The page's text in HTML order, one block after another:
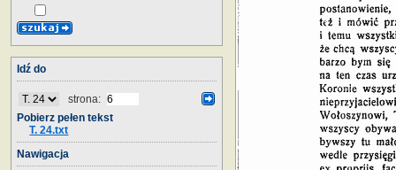
Idź do
strona:
Pobierz pełen tekst
T. 24.txt
Nawigacja